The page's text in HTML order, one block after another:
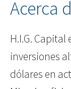
Acerca
H.I.G.
inversiones
dólares en